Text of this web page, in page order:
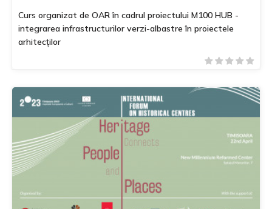
Curs organizat de OAR în cadrul proiectului M100 HUB -
integrarea infrastructurilor verzi-albastre în proiectele
arhitecților